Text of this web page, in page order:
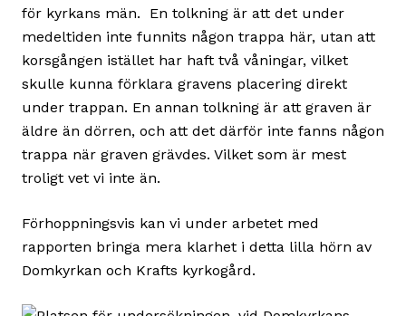
för kyrkans män. En tolkning är att det under
medeltiden inte funnits någon trappa här, utan att
korsgången istället har haft två våningar, vilket
skulle kunna förklara gravens placering direkt
under trappan. En annan tolkning är att graven är
äldre än dörren, och att det därför inte fanns någon
trappa när graven grävdes. Vilket som är mest
troligt vet vi inte än.
Förhoppningsvis kan vi under arbetet med
rapporten bringa mera klarhet i detta lilla hörn av
Domkyrkan och Krafts kyrkogård.